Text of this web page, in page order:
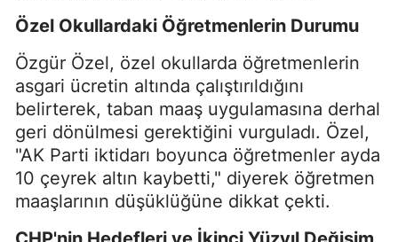
Özel Okullardaki Öğretmenlerin Durumu
Özgür Özel, özel okullarda öğretmenlerin
asgari ücretin altında çalıştırıldığını
belirterek, taban maaş uygulamasına derhal
geri dönülmesi gerektiğini vurguladı. Özel,
"AK Parti iktidarı boyunca öğretmenler ayda
10 çeyrek altın kaybetti," diyerek öğretmen
maaşlarının düşüklüğüne dikkat çekti.